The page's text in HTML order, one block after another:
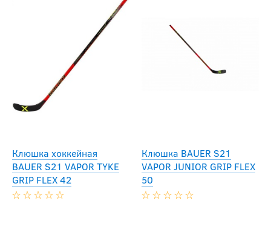
Клюшка хоккейная
BAUER S21 VAPOR TYKE
GRIP FLEX 42
Клюшка BAUER S21
VAPOR JUNIOR GRIP FLEX
50